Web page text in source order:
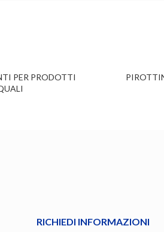
PER PRODOTTI
RICHIEDI INFORMAZIONI